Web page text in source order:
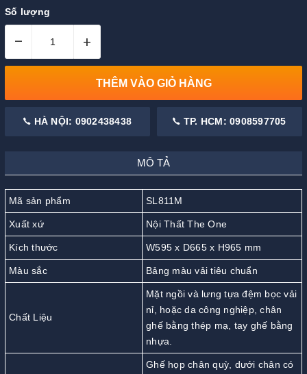
Số lượng
– +
THÊM VÀO GIỎ HÀNG
HÀ NỘI: 0902438438 TP. HCM: 0908597705
MÔ TẢ
Mã sản phẩm SL811M
Xuất xứ Nội Thất The One
Kích thước W595 x D665 x H965 mm
Màu sắc Bảng màu vải tiêu chuẩn
Chất Liệu
Mặt ngồi và lưng tựa đệm bọc vải
nỉ, hoặc da công nghiệp, chân
ghế bằng thép mạ, tay ghế bằng
nhựa.
Ghế họp chân quỳ, dưới chân có